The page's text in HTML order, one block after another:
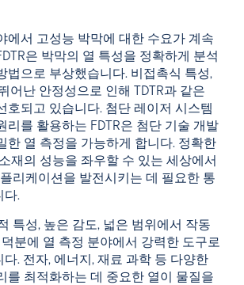
에서 고성능 박막에 대한 수요가 계속
은 박막의 열 특성을 정확하게 분석
법으로 부상했습니다. 비접촉식 특성,
어난 안정성으로 인해 TDTR과 같은
호되고 있습니다. 첨단 레이저 시스템
리를 활용하는 FDTR은 첨단 기술 개발
한 열 측정을 가능하게 합니다. 정확한
재의 성능을 좌우할 수 있는 세상에서
리케이션을 발전시키는 데 필요한 통
다.
특성, 높은 감도, 넓은 범위에서 작동
분에 열 측정 분야에서 강력한 도구로
. 전자, 에너지, 재료 과학 등 다양한
를 최적화하는 데 중요한 열이 물질을